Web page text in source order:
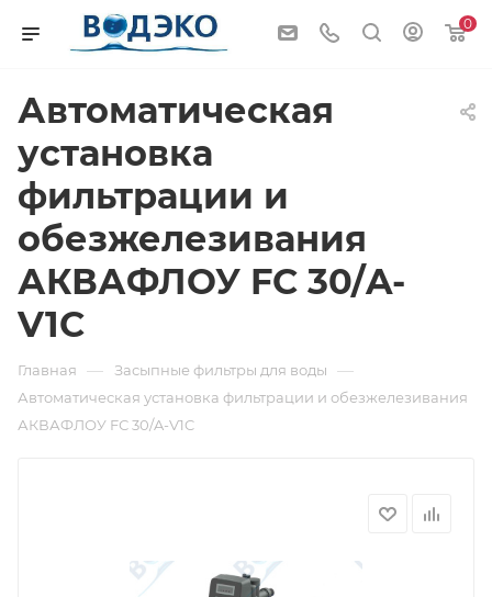
0
Автоматическая
установка
фильтрации и
обезжелезивания
АКВАФЛОУ FС 30/A-
V1C
Главная — Засыпные фильтры для воды —
Автоматическая установка фильтрации и обезжелезивания
АКВАФЛОУ FС 30/A-V1C